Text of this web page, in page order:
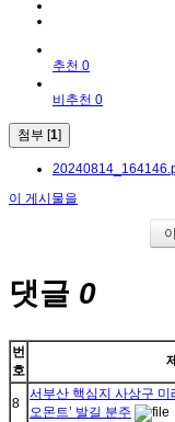
추천 0
비추천 0
첨부 [1]
이 게시물을
댓글 0
번
호
8
서부산 핵심지 사상구 미
오몬트’ 발길 분주